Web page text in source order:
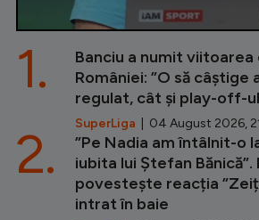
Banciu a numit viitoarea
României: ”O să câștige
regulat, cât și play-off-
SuperLiga | 04 August 2026,
1.
”Pe Nadia am întâlnit-o
iubita lui Ștefan
povestește reacția
intrat în baie
2.